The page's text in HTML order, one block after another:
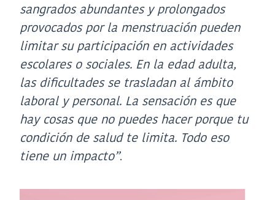
sangrados abundantes y prolongados
provocados por la menstruación pueden
limitar su participación en actividades
escolares o sociales. En la edad adulta,
las dificultades se trasladan al ámbito
laboral y personal. La sensación es que
hay cosas que no puedes hacer porque tu
condición de salud te limita. Todo eso
tiene un impacto”.